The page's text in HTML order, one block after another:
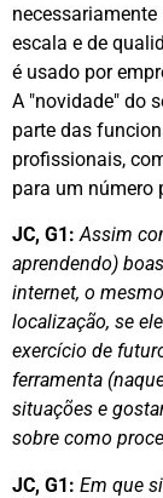
necessariamente
escala e de
é usado por
A "novidade" do
parte das
profissionais,
para um número
JC, G1: Assim
aprendendo)
internet, o
localização, se
exercício de
ferramenta
situações e
sobre como
JC, G1: Em que